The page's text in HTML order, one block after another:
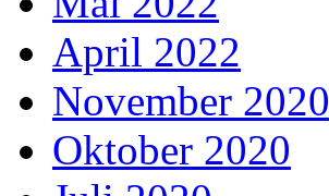
April 2022
November 2020
Oktober 2020